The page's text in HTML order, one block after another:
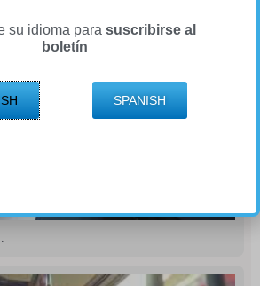
su idioma para suscribirse al
boletín
SPANISH